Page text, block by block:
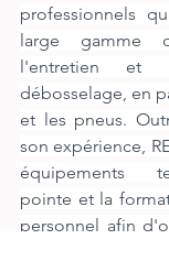
professionnels
large gamme
l'entretien et
débosselage, en
et les pneus.
son expérience,
équipements
pointe et la
personnel afin